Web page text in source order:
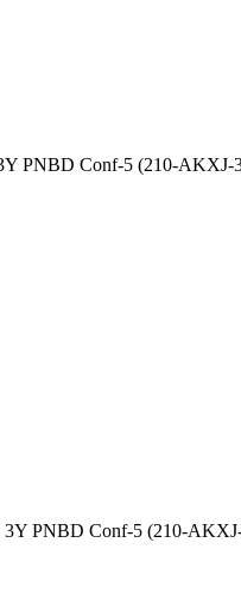
PNBD Conf-5 (210-AKXJ-
3Y PNBD Conf-5 (210-